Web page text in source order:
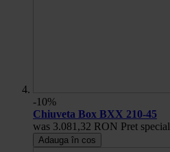
-10%
Chiuveta Box BXX 210-45
was 3.081,32 RON Pret special
Adauga în cos